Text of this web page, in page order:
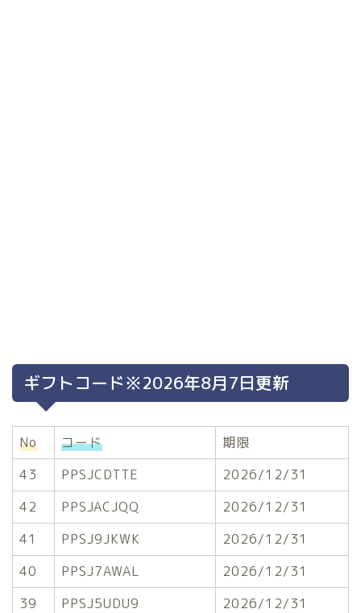
ギフトコード※2026年8月7日更新
No コード
期限
43
PPSJCDTTE
2026/12/31
42
PPSJACJQQ
2026/12/31
41
PPSJ9JKWK
2026/12/31
40
PPSJ7AWAL
2026/12/31
39
PPSJ5UDU9
2026/12/31